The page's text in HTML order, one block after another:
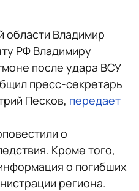
области Владимир
РФ Владимиру
после удара ВСУ
пресс-секретарь
Песков, передает
о
Кроме того,
о погибших
региона.